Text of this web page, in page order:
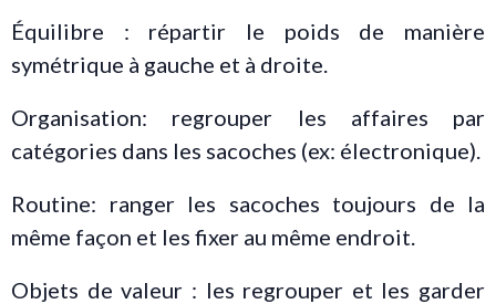
Équilibre : répartir le poids de manière
symétrique à gauche et à droite.
Organisation: regrouper les affaires par
catégories dans les sacoches (ex: électronique).
Routine: ranger les sacoches toujours de la
même façon et les fixer au même endroit.
Objets de valeur : les regrouper et les garder